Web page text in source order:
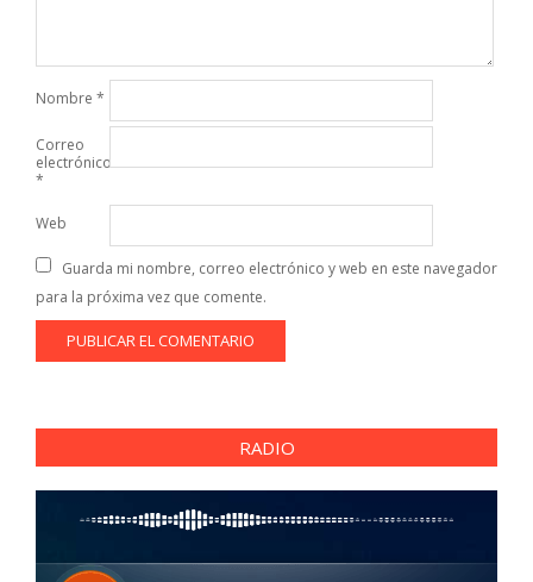
Nombre *
Correo
electrónico
*
Web
Guarda mi nombre, correo electrónico y web en este navegador
para la próxima vez que comente.
RADIO